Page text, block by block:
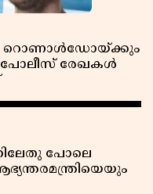
റൊണാൾഡോയ്ക്കും
പോലീസ് രേഖകൾ
പോലെ